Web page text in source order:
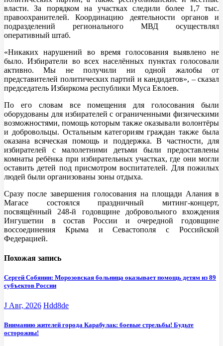
власти. За порядком на участках следили более 1,7 тыс.
правоохранителей. Координацию деятельности органов и
подразделений регионального МВД осуществлял
оперативный штаб.
«Никаких нарушений во время голосования выявлено не
было. Избиратели во всех населённых пунктах голосовали
активно. Мы не получили ни одной жалобы от
представителей политических партий и кандидатов», – сказал
председатель Избиркома республики Муса Евлоев.
По его словам все помещения для голосования были
оборудованы для избирателей с ограниченными физическими
возможностями, помощь которым также оказывали волонтёры
и добровольцы. Остальным категориям граждан также была
оказана всяческая помощь и поддержка. В частности, для
избирателей с малолетними детьми были предоставлены
комнаты ребёнка при избирательных участках, где они могли
оставить детей под присмотром воспитателей. Для пожилых
людей были организованы зоны отдыха.
Сразу после завершения голосования на площади Алания в
Магасе состоялся праздничный митинг-концерт,
посвящённый 248-й годовщине добровольного вхождения
Ингушетии в состав России и очередной годовщине
воссоединения Крыма и Севастополя с Российской
Федерацией.
Похожая запись
Сергей Собянин: Морозовская больница оказывает помощь детям из 89
субъектов России
J Авг, 2026 Hdd8de
Вниманию жителей города Карабулак: боевые стрельбы! Будьте
осторожны!